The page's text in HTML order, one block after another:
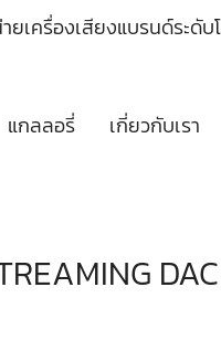
ยเครื่องเสียงแบรนด์ระดับ
แกลลอรี่ เกี่ยวกับเรา